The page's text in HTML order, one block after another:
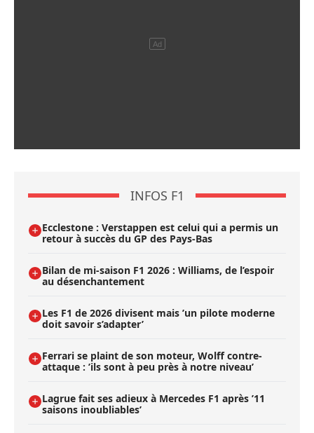
INFOS F1
Ecclestone : Verstappen est celui qui a permis un
retour à succès du GP des Pays-Bas
Bilan de mi-saison F1 2026 : Williams, de l’espoir
au désenchantement
Les F1 de 2026 divisent mais ’un pilote moderne
doit savoir s’adapter’
Ferrari se plaint de son moteur, Wolff contre-
attaque : ’ils sont à peu près à notre niveau’
Lagrue fait ses adieux à Mercedes F1 après ’11
saisons inoubliables’